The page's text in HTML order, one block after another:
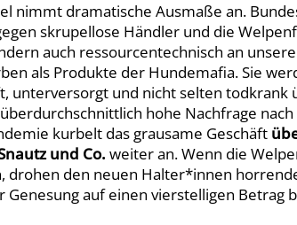
nimmt dramatische Ausmaße an.
skrupellose Händler und die
auch ressourcentechnisch an
als Produkte der Hundemafia. Sie
unterversorgt und nicht selten todkrank
hohe Nachfrage
kurbelt das grausame Geschäft
und Co. weiter an. Wenn die
drohen den neuen Halter*innen
Genesung auf einen vierstelligen Betrag